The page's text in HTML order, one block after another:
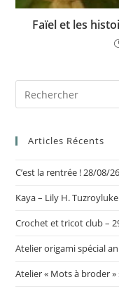
Faïel et les
Articles Récents
C’est la rentrée ! 28/08/
Kaya – Lily H. Tuzroyluke
Crochet et tricot club –
Atelier origami spécial
Atelier « Mots à broder